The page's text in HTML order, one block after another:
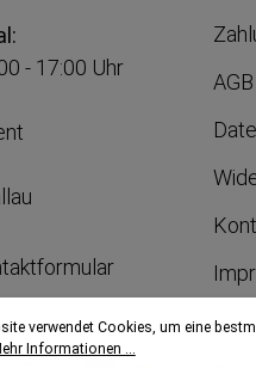
- 17:00 Uhr
AGB
verwendet Cookies, um eine
Informationen ...